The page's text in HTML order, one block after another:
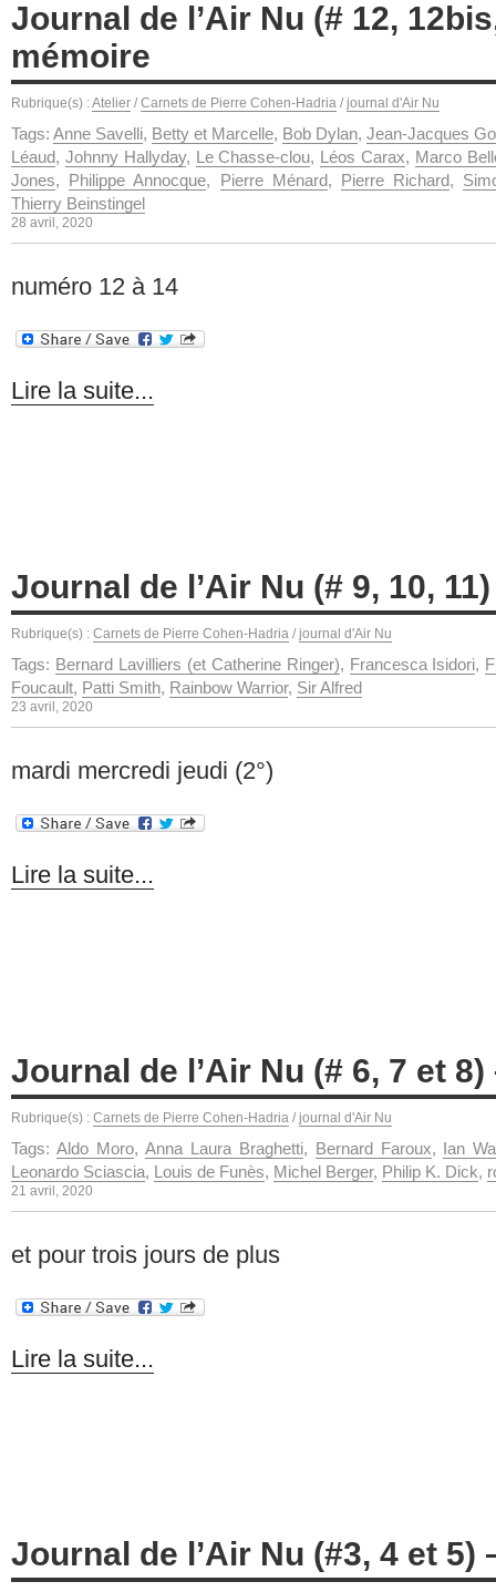
Journal de l’Air Nu (# 12,
mémoire
Rubrique(s) :Atelier / Carnets de Pierre Cohen-Hadria / journal d'Air Nu
Tags: Anne Savelli, Betty et Marcelle, Bob Dylan, Jean-Jacques
Léaud, Johnny Hallyday, Le Chasse-clou, Léos Carax, Marco
Jones, Philippe Annocque, Pierre Ménard, Pierre Richard,
Thierry Beinstingel
28 avril, 2020
numéro 12 à 14
Lire la suite...
Journal de l’Air Nu (# 9, 10,
Rubrique(s) : Carnets de Pierre Cohen-Hadria / journal d'Air Nu
Tags: Bernard Lavilliers (et Catherine Ringer), Francesca Isidori,
Foucault, Patti Smith, Rainbow Warrior, Sir Alfred
23 avril, 2020
mardi mercredi jeudi (2°)
Lire la suite...
Journal de l’Air Nu (# 6, 7 et
Rubrique(s) : Carnets de Pierre Cohen-Hadria / journal d'Air Nu
Tags: Aldo Moro, Anna Laura Braghetti, Bernard Faroux, Ian
Leonardo Sciascia, Louis de Funès, Michel Berger, Philip K. Dick,
21 avril, 2020
et pour trois jours de plus
Lire la suite...
Journal de l’Air Nu (#3, 4 et 5)